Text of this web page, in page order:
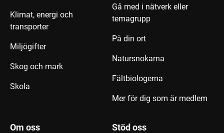
Klimat, energi och
transporter
Miljögifter
Skog och mark
Skola
Gå med i nätverk eller
temagrupp
På din ort
Natursnokarna
Fältbiologerna
Mer för dig som är medlem
Om oss Stöd oss